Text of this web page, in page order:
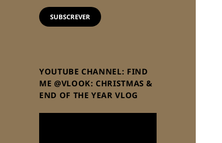
email
SUBSCREVER
YOUTUBE CHANNEL: FIND
ME @VLOOK: CHRISTMAS &
END OF THE YEAR VLOG